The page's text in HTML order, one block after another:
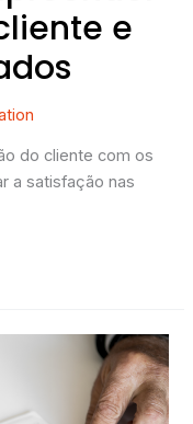
e
do cliente com os
a satisfação nas